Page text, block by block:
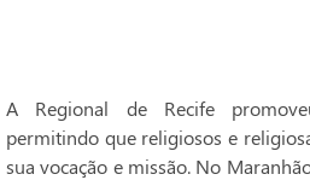
A Regional de Recife
permitindo que religiosos e
sua vocação e missão. No